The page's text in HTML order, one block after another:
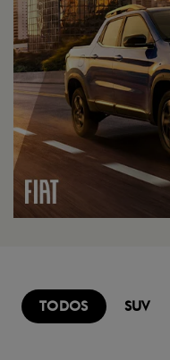
TODOS SUV